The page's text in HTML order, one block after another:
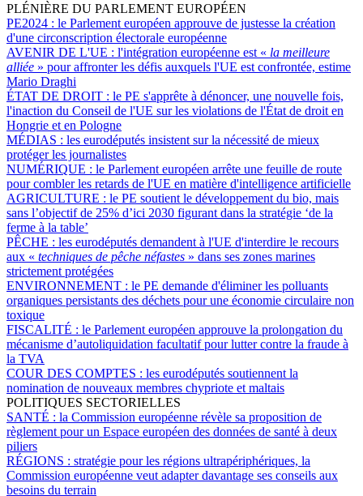
PLÉNIÈRE DU PARLEMENT EUROPÉEN
PE2024 : le Parlement européen approuve de justesse la création
d'une circonscription électorale européenne
AVENIR DE L'UE : l'intégration européenne est « la meilleure
alliée » pour affronter les défis auxquels l'UE est confrontée, estime
Mario Draghi
ÉTAT DE DROIT : le PE s'apprête à dénoncer, une nouvelle fois,
l'inaction du Conseil de l'UE sur les violations de l'État de droit en
Hongrie et en Pologne
MÉDIAS : les eurodéputés insistent sur la nécessité de mieux
protéger les journalistes
NUMÉRIQUE : le Parlement européen arrête une feuille de route
pour combler les retards de l'UE en matière d'intelligence artificielle
AGRICULTURE : le PE soutient le développement du bio, mais
sans l’objectif de 25% d’ici 2030 figurant dans la stratégie ‘de la
ferme à la table’
PÊCHE : les eurodéputés demandent à l'UE d'interdire le recours
aux « techniques de pêche néfastes » dans ses zones marines
strictement protégées
ENVIRONNEMENT : le PE demande d'éliminer les polluants
organiques persistants des déchets pour une économie circulaire non
toxique
FISCALITÉ : le Parlement européen approuve la prolongation du
mécanisme d’autoliquidation facultatif pour lutter contre la fraude à
la TVA
COUR DES COMPTES : les eurodéputés soutiennent la
nomination de nouveaux membres chypriote et maltais
POLITIQUES SECTORIELLES
SANTÉ : la Commission européenne révèle sa proposition de
règlement pour un Espace européen des données de santé à deux
piliers
RÉGIONS : stratégie pour les régions ultrapériphériques, la
Commission européenne veut adapter davantage ses conseils aux
besoins du terrain